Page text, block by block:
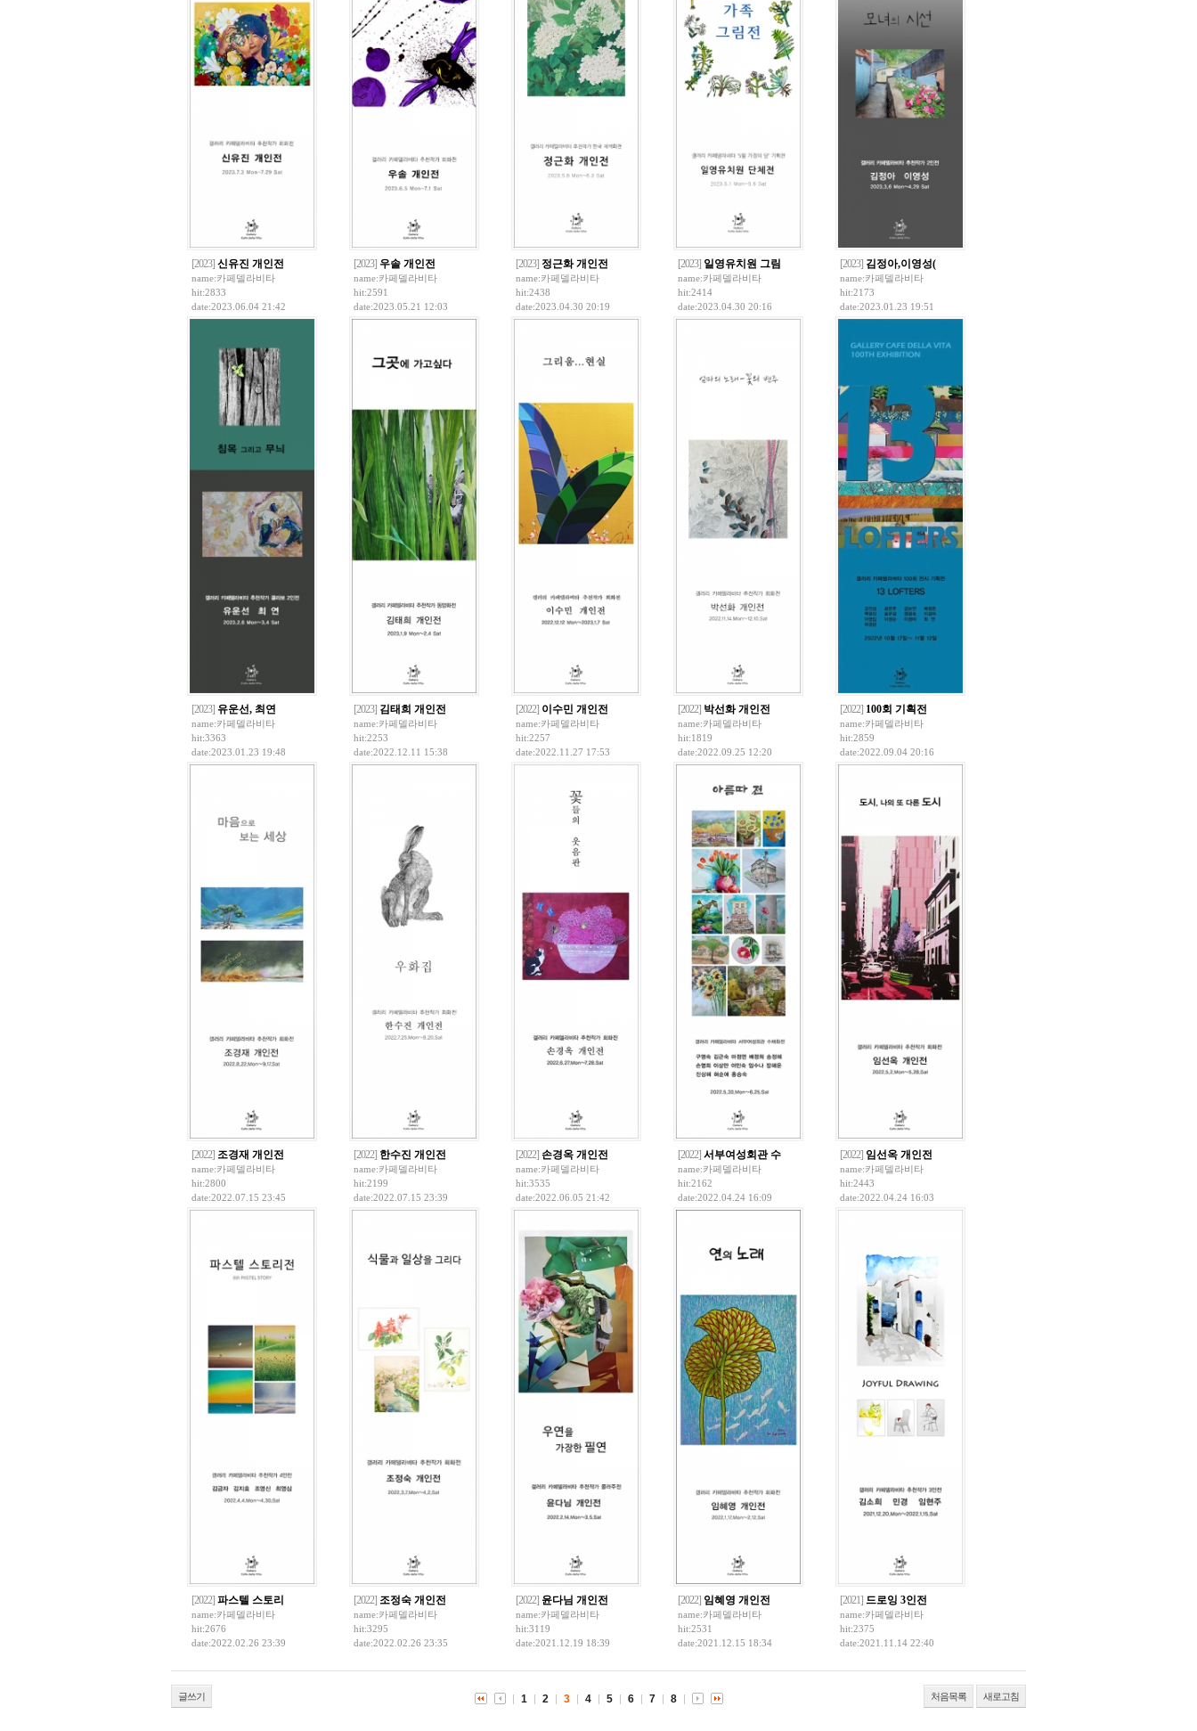
[2023] 신유진 개인전
name:카페델라비타
hit:2833
date:2023.06.04 21:42
[2023] 우솔 개인전
name:카페델라비타
hit:2591
date:2023.05.21 12:03
[2023] 정근화 개인전
name:카페델라비타
hit:2438
date:2023.04.30 20:19
[2023] 일영유치원 그림
name:카페델라비타
hit:2414
date:2023.04.30 20:16
[2023] 김정아,이영성(
name:카페델라비타
hit:2173
date:2023.01.23 19:51
[2023] 유운선, 최연
name:카페델라비타
hit:3363
date:2023.01.23 19:48
[2023] 김태희 개인전
name:카페델라비타
hit:2253
date:2022.12.11 15:38
[2022] 이수민 개인전
name:카페델라비타
hit:2257
date:2022.11.27 17:53
[2022] 박선화 개인전
name:카페델라비타
hit:1819
date:2022.09.25 12:20
[2022] 100회 기획전
name:카페델라비타
hit:2859
date:2022.09.04 20:16
[2022] 조경재 개인전
name:카페델라비타
hit:2800
date:2022.07.15 23:45
[2022] 한수진 개인전
name:카페델라비타
hit:2199
date:2022.07.15 23:39
[2022] 손경옥 개인전
name:카페델라비타
hit:3535
date:2022.06.05 21:42
[2022] 서부여성회관 수
name:카페델라비타
hit:2162
date:2022.04.24 16:09
[2022] 임선옥 개인전
name:카페델라비타
hit:2443
date:2022.04.24 16:03
[2022] 파스텔 스토리
name:카페델라비타
hit:2676
date:2022.02.26 23:39
[2022] 조정숙 개인전
name:카페델라비타
hit:3295
date:2022.02.26 23:35
[2022] 윤다님 개인전
name:카페델라비타
hit:3119
date:2021.12.19 18:39
[2022] 임혜영 개인전
name:카페델라비타
hit:2531
date:2021.12.15 18:34
[2021] 드로잉 3인전
name:카페델라비타
hit:2375
date:2021.11.14 22:40
글쓰기 처음목록 새로고침
1 2 3 4 5 6 7 8